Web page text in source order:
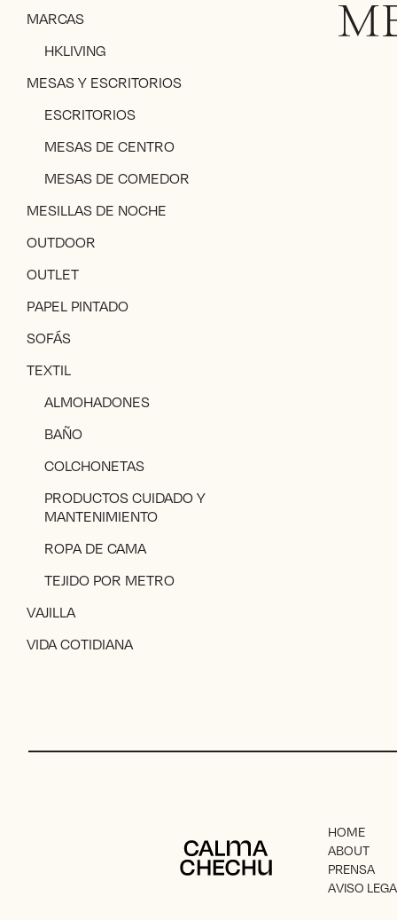
MARCAS
HKLIVING
MESAS Y ESCRITORIOS
ESCRITORIOS
MESAS DE CENTRO
MESAS DE COMEDOR
MESILLAS DE NOCHE
OUTDOOR
OUTLET
PAPEL PINTADO
SOFÁS
TEXTIL
ALMOHADONES
BAÑO
COLCHONETAS
PRODUCTOS CUIDADO Y
MANTENIMIENTO
ROPA DE CAMA
TEJIDO POR METRO
VAJILLA
VIDA COTIDIANA
Calma Chechu
HOME
ABOUT
PRENSA
AVISO